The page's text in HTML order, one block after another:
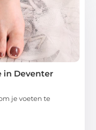
in Deventer
je voeten te